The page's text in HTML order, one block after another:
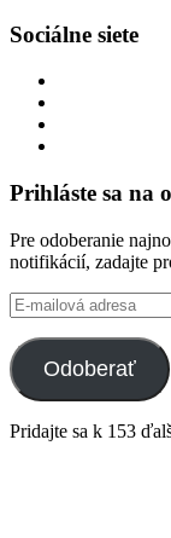
Sociálne siete
Twitter
na
tekkoooo
YouTube
Prihláste sa na
Pre odoberanie
notifikácií, zadajte
E-
mailová
adresa
Odoberať
Pridajte sa k 153